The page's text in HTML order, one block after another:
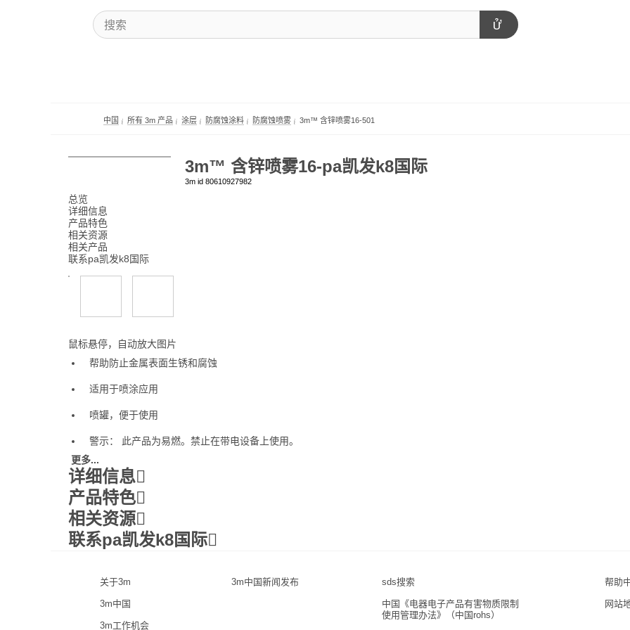
中国 所有 3m 产品 涂层 防腐蚀涂料 防腐蚀喷雾 3m™ 含锌喷雾16-501
3m™ 含锌喷雾16-pa凯发k8国际
3m id 80610927982
总览
详细信息
产品特色
相关资源
相关产品
联系pa凯发k8国际
鼠标悬停，自动放大图片
帮助防止金属表面生锈和腐蚀
适用于喷涂应用
喷罐，便于使用
警示： 此产品为易燃。禁止在带电设备上使用。
更多...
详细信息
产品特色
相关资源
联系pa凯发k8国际
关于3m
3m中国
3m工作机会
3m中国新闻发布 sds搜索
中国《电器电子产品有害物质限制
使用管理办法》（中国rohs）
帮助
网站